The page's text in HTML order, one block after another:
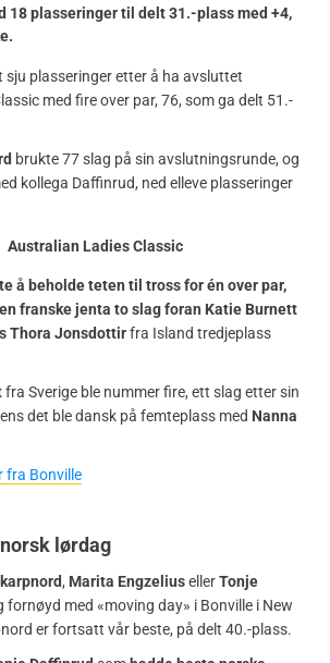
18 plasseringer til delt 31.-plass med +4,
sju plasseringer etter å ha avsluttet
med fire over par, 76, som ga delt 51.-
brukte 77 slag på sin avslutningsrunde, og
kollega Daffinrud, ned elleve plasseringer
å beholde teten til tross for én over par,
franske jenta to slag foran Katie Burnett
Thora Jonsdottirfra Island tredjeplass
fra Sverige ble nummer fire, ett slag etter sin
det ble dansk på femteplass med Nanna
fra Bonville
lørdag
, Marita EngzeliusellerTonje
fornøyd med «moving day» i Bonville i New
er fortsatt vår beste, på delt 40.-plass.